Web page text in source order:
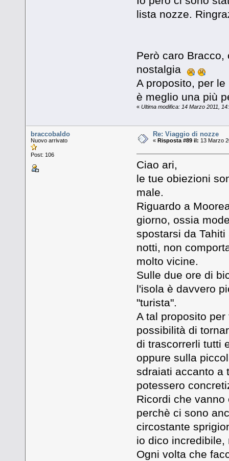
lista nozze.
Però caro
nostalgia
A proposito, per
è meglio una più
« Ultima modifica: 14 Marzo 2011,
braccobaldo
Nuovo arrivato
Post: 106
Re: Viaggio di nozze
«Risposta #89 il: 13 Marzo
Ciao ari,
le tue obiezioni
male.
Riguardo a
giorno, ossia
spostarsi da
notti, non
molto vicine.
Sulle due ore di
l'isola è davvero
"turista".
A tal proposito
possibilità di
di trascorrerli tutti
oppure sulla
sdraiati accanto a
potessero
Ricordi che
perchè ci sono
circostante
io dico incredibile,
Ogni volta che